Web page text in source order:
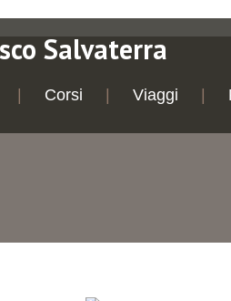
Salvaterra
Corsi Viaggi